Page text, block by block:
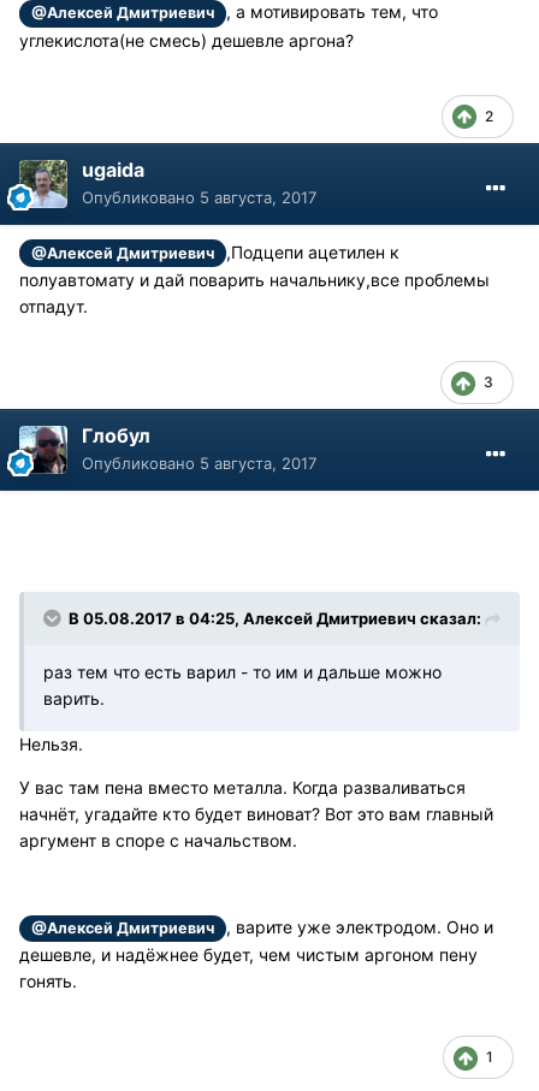
@Алексей Дмитриевич
, а мотивировать тем, что
углекислота(не смесь) дешевле аргона?
2
ugaida
Опубликовано 5 августа, 2017
@Алексей Дмитриевич
,Подцепи ацетилен к
полуавтомату и дай поварить начальнику,все проблемы
отпадут.
3
Глобул
Опубликовано 5 августа, 2017
В 05.08.2017 в 04:25, Алексей Дмитриевич сказал:
раз тем что есть варил - то им и дальше можно
варить.
Нельзя.
У вас там пена вместо металла. Когда разваливаться
начнёт, угадайте кто будет виноват? Вот это вам главный
аргумент в споре с начальством.
@Алексей Дмитриевич
, варите уже электродом. Оно и
дешевле, и надёжнее будет, чем чистым аргоном пену
гонять.
1